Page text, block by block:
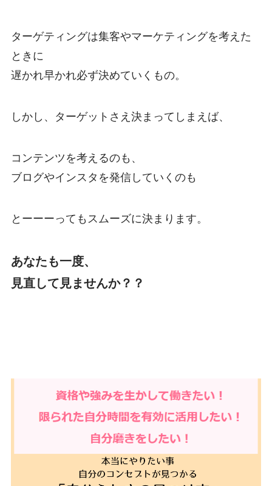
ターゲティングは集客やマーケティングを考えた
ときに
遅かれ早かれ必ず決めていくもの。
しかし、ターゲットさえ決まってしまえば、
コンテンツを考えるのも、
ブログやインスタを発信していくのも
とーーーってもスムーズに決まります。
あなたも一度、
見直して見ませんか？？